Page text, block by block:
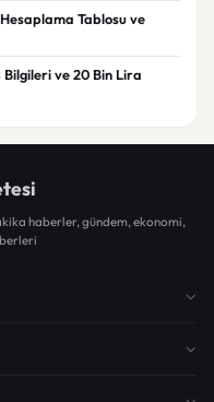
Tablosu ve
Bilgileri ve 20 Bin Lira
haberler, gündem, ekonomi,